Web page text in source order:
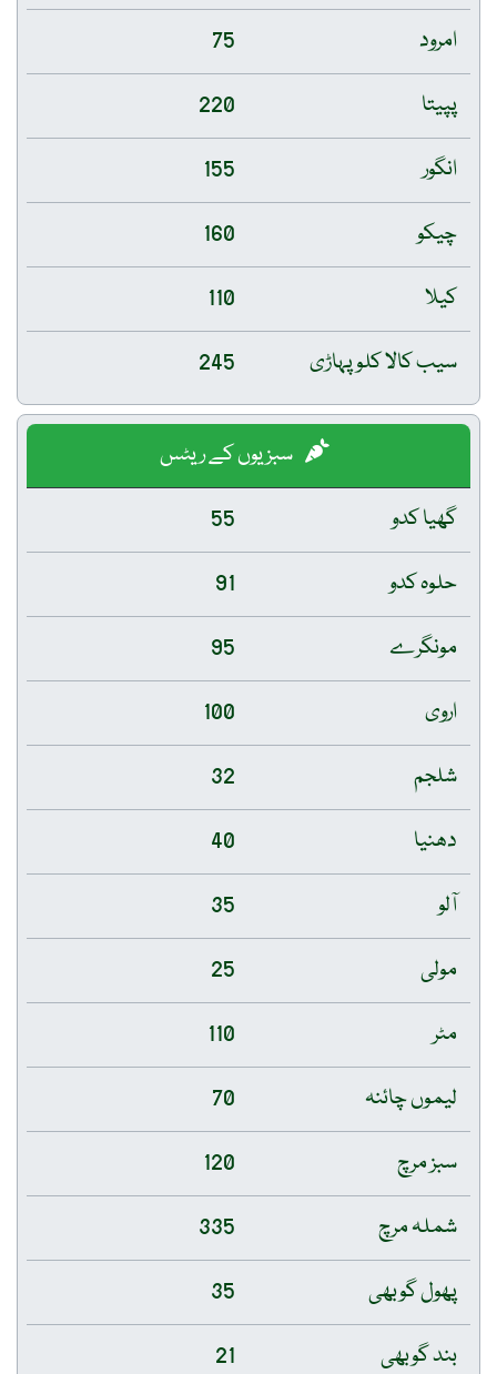
امرود
75
پپیتا
220
انگور
155
چیکو
160
کیلا
110
سیب کالا کلو پہاڑی
245
سبزیوں کے ریٹس
گھیا کدو
55
حلوہ کدو
91
مونگرے
95
اروی
100
شلجم
32
دھنیا
40
آلو
35
مولی
25
مٹر
110
لیموں چائنہ
70
سبز مرچ
120
شملہ مرچ
335
پھول گوبھی
35
بند گوبھی
21